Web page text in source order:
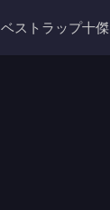
ベストラップ十傑